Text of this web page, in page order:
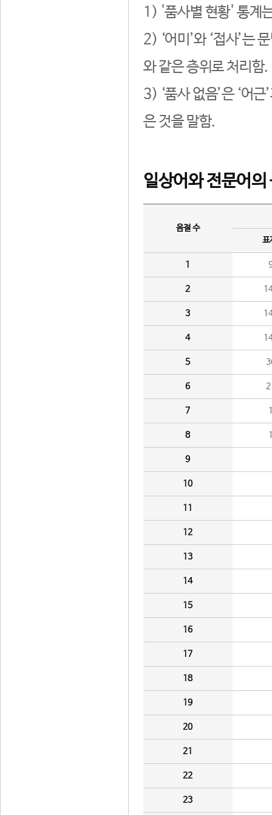
1) '품사별 현황' 통계
2) ‘어미’와 ‘접사’는
와 같은 층위로 처리함.
3) ‘품사 없음’은 ‘어
은 것을 말함.
일상어와 전문어의
음절 수
표
1
2
3
4
5
6
7
8
9
10
11
12
13
14
15
16
17
18
19
20
21
22
23